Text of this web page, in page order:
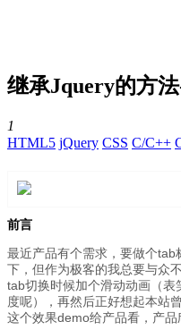
首
页
问
答
项
目
文
库
经
验 码 讯
继承Jquery的方
1
HTML5 jQuery CSS C/C++
前言
最近产品有个需求，要做个
下，但作为极客的我总要与众
tab切换时候加个滑动动画（
度呢），再然后正好想起本站
这个效果demo给产品看，产品